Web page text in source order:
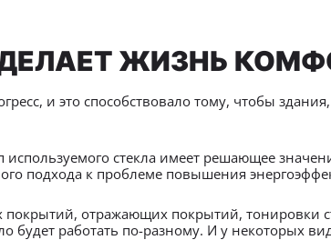
ЖИЗНЬ
и это способствовало тому, чтобы
стекла имеет решающее
подхода к проблеме повышения
отражающих покрытий, тонировки
работать по-разному. И у некоторых